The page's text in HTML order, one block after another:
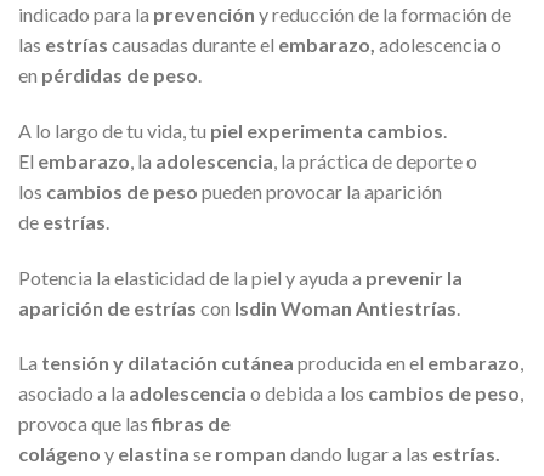
indicado para la prevención y reducción de la formación de
las estrías causadas durante el embarazo, adolescencia o
en pérdidas de peso.
A lo largo de tu vida, tu piel experimenta cambios.
El embarazo, la adolescencia, la práctica de deporte o
los cambios de peso pueden provocar la aparición
de estrías.
Potencia la elasticidad de la piel y ayuda a prevenir la
aparición de estrías con Isdin Woman Antiestrías
La tensión y dilatación cutánea producida en el embarazo,
asociado a la adolescencia o debida a los cambios de peso,
provoca que lasfibras de
colágeno y elastina se rompan dando lugar a las estrías.